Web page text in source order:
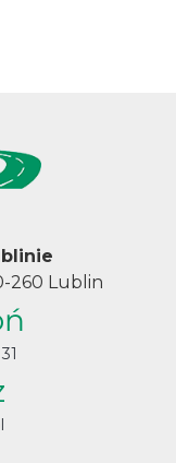
260 Lublin